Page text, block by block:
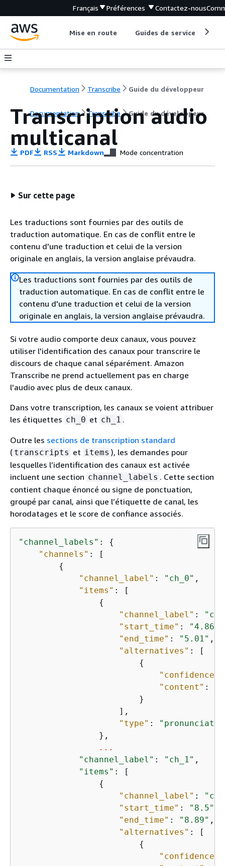
Français Préférences Contactez-nous
Mise en route Guides de service
Documentation Transcribe Guide du développeur
Documentation Transcribe Guide du développeur
Transcription audio
multicanal
PDF RSS Markdown Mode concentration
Sur cette page
Les traductions sont fournies par des outils de
traduction automatique. En cas de conflit entre le
contenu d'une traduction et celui de la version
originale en anglais, la version anglaise prévaudra.
Les traductions sont fournies par des outils de
traduction automatique. En cas de conflit entre le
contenu d'une traduction et celui de la version
originale en anglais, la version anglaise prévaudra.
Si votre audio comporte deux canaux, vous pouvez
utiliser l'identification des canaux pour transcrire le
discours de chaque canal séparément. Amazon
Transcribe ne prend actuellement pas en charge
l'audio avec plus de deux canaux.
Dans votre transcription, les canaux se voient attribuer
les étiquettes ch_0 et ch_1 .
Outre les sections de transcription standard
( transcripts et items ), les demandes pour
lesquelles l’identification des canaux est activée
incluent une section channel_labels . Cette section
contient chaque énoncé ou signe de ponctuation,
groupé par canal, ainsi que l’étiquette de canal, les
horodatages et le score de confiance associés.
"channel_labels" : {
"channels" : [
{
"channel_label" : "ch_0" ,
"items" :
{
"channel_label" :
"start_time" : "4.86"
"end_time" : "5.01" ,
"alternatives" : [
{
"confidence"
"content" :
                        }
                    ],
"type" :
                },
...
"channel_label" : "ch_1" ,
"items" : [
{
"channel_label" :
"start_time" : "8.5"
"end_time" : "8.89" ,
"alternatives" : [
{
"confidence"